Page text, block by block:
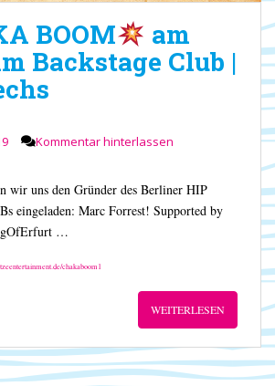
BOOM
am
Backstage Club |
Kommentar hinterlassen
wir uns den Gründer des Berliner HIP
eingeladen: Marc Forrest! Supported by
…
chakaboom1
WEITERLESEN